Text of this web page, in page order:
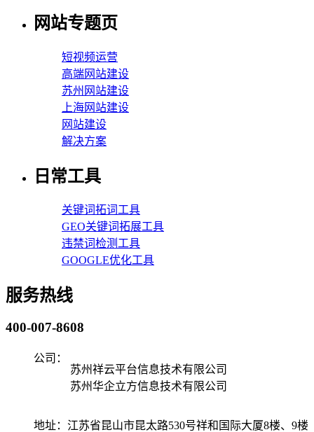
网站专题页
短视频运营
高端网站建设
苏州网站建设
上海网站建设
网站建设
解决方案
日常工具
关键词拓词工具
GEO关键词拓展工具
违禁词检测工具
GOOGLE优化工具
服务热线
400-007-8608
公司：
苏州祥云平台信息技术有限公司
苏州华企立方信息技术有限公司
地址：江苏省昆山市昆太路530号祥和国际大厦8楼、9楼